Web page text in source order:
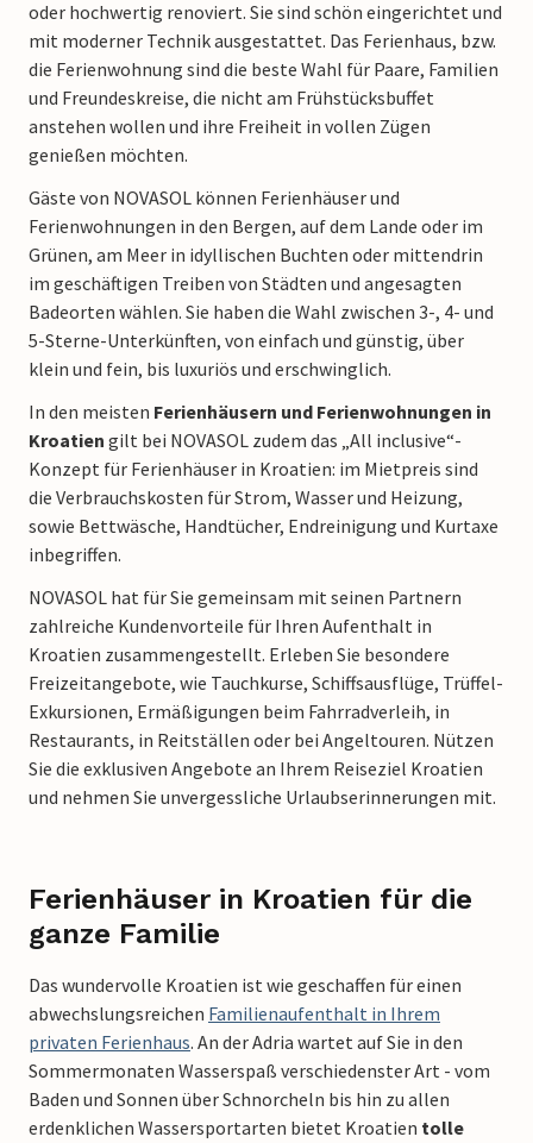
oder hochwertig renoviert. Sie sind schön eingerichtet und
mit moderner Technik ausgestattet. Das Ferienhaus, bzw.
die Ferienwohnung sind die beste Wahl für Paare, Familien
und Freundeskreise, die nicht am Frühstücksbuffet
anstehen wollen und ihre Freiheit in vollen Zügen
genießen möchten.
Gäste von NOVASOL können Ferienhäuser und
Ferienwohnungen in den Bergen, auf dem Lande oder im
Grünen, am Meer in idyllischen Buchten oder mittendrin
im geschäftigen Treiben von Städten und angesagten
Badeorten wählen. Sie haben die Wahl zwischen 3-, 4- und
5-Sterne-Unterkünften, von einfach und günstig, über
klein und fein, bis luxuriös und erschwinglich.
In den meisten Ferienhäusern und Ferienwohnungen in
Kroatien gilt bei NOVASOL zudem das „All inclusive“-
Konzept für Ferienhäuser in Kroatien: im Mietpreis sind
die Verbrauchskosten für Strom, Wasser und Heizung,
sowie Bettwäsche, Handtücher, Endreinigung und Kurtaxe
inbegriffen.
NOVASOL hat für Sie gemeinsam mit seinen Partnern
zahlreiche Kundenvorteile für Ihren Aufenthalt in
Kroatien zusammengestellt. Erleben Sie besondere
Freizeitangebote, wie Tauchkurse, Schiffsausflüge, Trüffel-
Exkursionen, Ermäßigungen beim Fahrradverleih, in
Restaurants, in Reitställen oder bei Angeltouren. Nützen
Sie die exklusiven Angebote an Ihrem Reiseziel Kroatien
und nehmen Sie unvergessliche Urlaubserinnerungen mit.
Ferienhäuser in Kroatien für die
ganze Familie
Das wundervolle Kroatien ist wie geschaffen für einen
abwechslungsreichen Familienaufenthalt in Ihrem
privaten Ferienhaus. An der Adria wartet auf Sie in den
Sommermonaten Wasserspaß verschiedenster Art - vom
Baden und Sonnen über Schnorcheln bis hin zu allen
erdenklichen Wassersportarten bietet Kroatien tolle